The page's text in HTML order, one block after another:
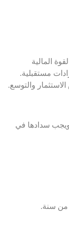
مستقبلية.
والتوسع.
سدادها في
سنة.